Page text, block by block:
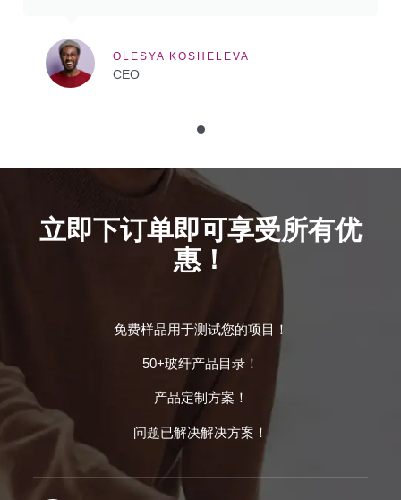
OLESYA KOSHELEVA
CEO
立即下订单即可享受所有优
惠！
免费样品用于测试您的项目！
50+玻纤产品目录！
产品定制方案！
问题已解决解决方案！